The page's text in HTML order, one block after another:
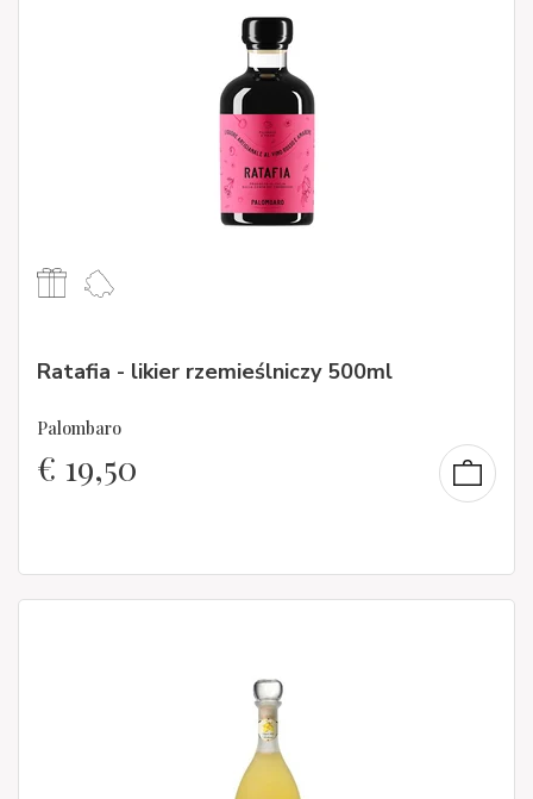
Ratafia - likier rzemieślniczy 500ml
Palombaro
€ 19,50